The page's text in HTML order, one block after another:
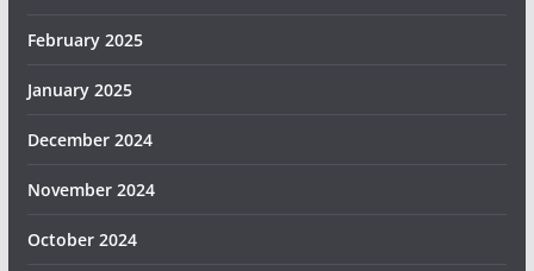
February 2025
January 2025
December 2024
November 2024
October 2024